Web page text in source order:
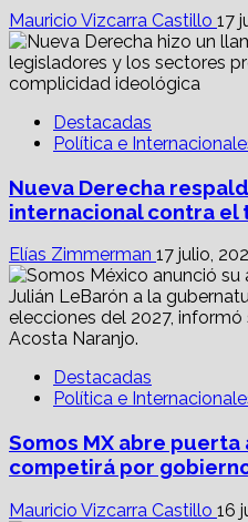
Mauricio Vizcarra Castillo 17
Destacadas
Política e
Nueva Derecha
internacional contra el
Elías Zimmerman 17 julio,
Destacadas
Política e
Somos MX abre
competirá por
Mauricio Vizcarra Castillo 16